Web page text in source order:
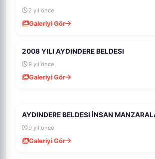
2 yıl önce
Galeriyi Gör
999
2008 YILI AYDINDERE BELDESI
9 yıl önce
Galeriyi Gör
996
AYDINDERE BELDESI İNSAN
9 yıl önce
Galeriyi Gör